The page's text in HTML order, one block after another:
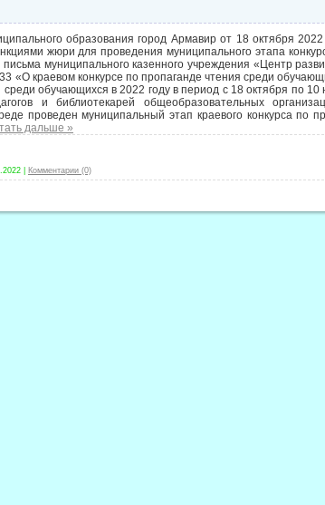
образования город Армавир от 18 октября
жюри для проведения муниципального этапа
муниципального казенного учреждения «Центр
«О краевом конкурсе по пропаганде чтения среди
обучающихся в 2022 году в период с 18 октября по 10
и библиотекарей общеобразовательных
проведен муниципальный этап краевого конкурса по
дальше »
Комментарии (0)